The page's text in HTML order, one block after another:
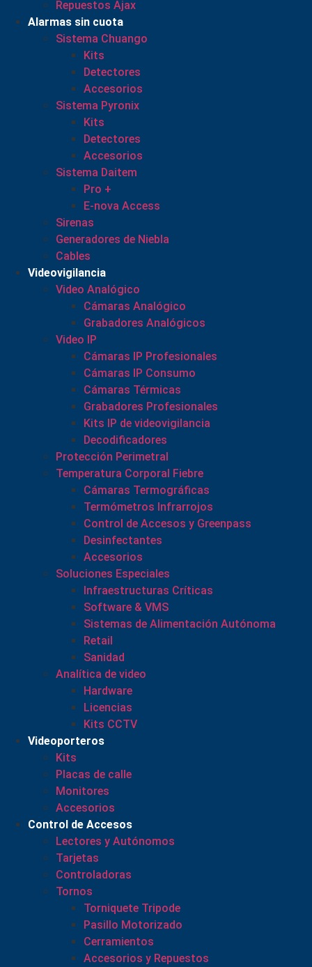
Repuestos Ajax
Alarmas sin cuota
Sistema Chuango
Kits
Detectores
Accesorios
Sistema Pyronix
Kits
Detectores
Accesorios
Sistema Daitem
Pro +
E-nova Access
Sirenas
Generadores de Niebla
Cables
Videovigilancia
Video Analógico
Cámaras Analógico
Grabadores Analógicos
Video IP
Cámaras IP Profesionales
Cámaras IP Consumo
Cámaras Térmicas
Grabadores Profesionales
Kits IP de videovigilancia
Decodificadores
Protección Perimetral
Temperatura Corporal Fiebre
Cámaras Termográficas
Termómetros Infrarrojos
Control de Accesos y Greenpass
Desinfectantes
Accesorios
Soluciones Especiales
Infraestructuras Críticas
Software & VMS
Sistemas de Alimentación Autónoma
Retail
Sanidad
Analítica de video
Hardware
Licencias
Kits CCTV
Videoporteros
Kits
Placas de calle
Monitores
Accesorios
Control de Accesos
Lectores y Autónomos
Tarjetas
Controladoras
Tornos
Torniquete Tripode
Pasillo Motorizado
Cerramientos
Accesorios y Repuestos